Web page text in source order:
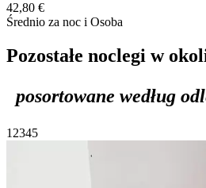
42,80 €
Średnio za noc i Osoba
Pozostałe noclegi w
posortowane według
1 2345